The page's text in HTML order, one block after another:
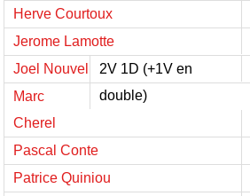
Herve Courtoux
Jerome Lamotte
Joel Nouvel
2V 1D (+1V en
double)
Marc
Cherel
Pascal Conte
Patrice Quiniou